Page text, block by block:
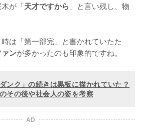
が「天才ですから 」と言い残し、物
は「第一部完」と書かれていたた
ンが多かったのも印象的ですね。
ダンク」の続きは黒板に描かれていた？
その後や社会人の姿を考察
AD